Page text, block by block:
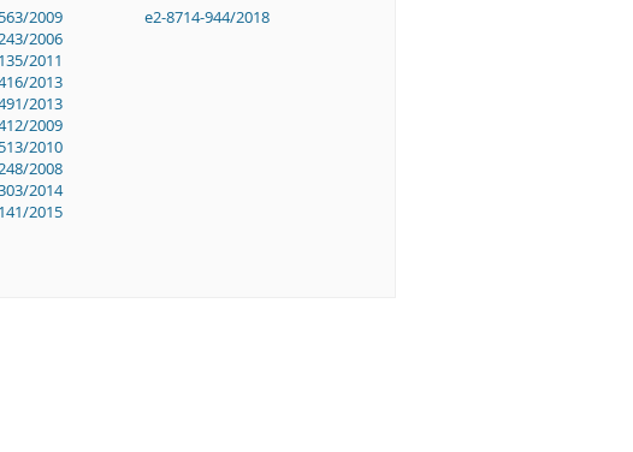
2009
2006
2011
2013
2013
2009
2010
2008
2014
2015
e2-8714-944/2018